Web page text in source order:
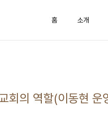
홈 소개
회의 역할(이동현 운